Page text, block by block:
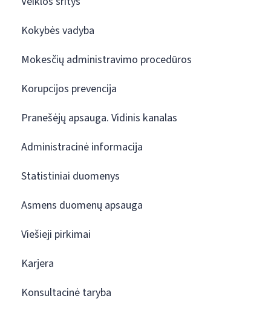
Kokybės vadyba
Mokesčių administravimo procedūros
Korupcijos prevencija
Pranešėjų apsauga. Vidinis kanalas
Administracinė informacija
Statistiniai duomenys
Asmens duomenų apsauga
Viešieji pirkimai
Karjera
Konsultacinė taryba